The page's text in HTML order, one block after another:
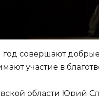
совершают
участие в
области Юрий